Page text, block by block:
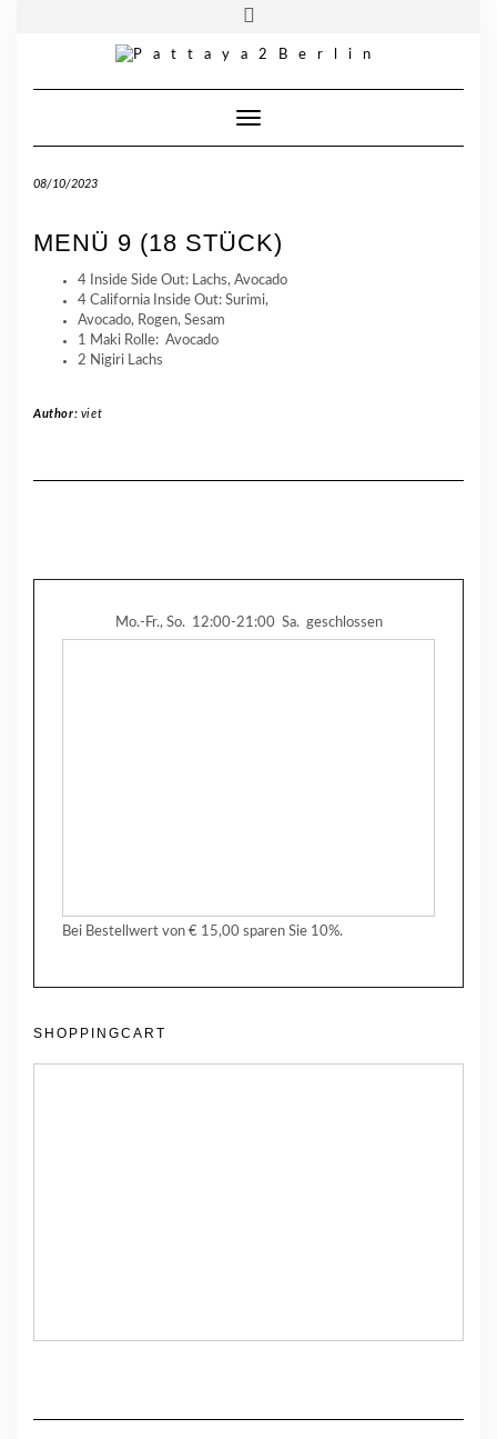
| Wiener Straße. 69 | 10999 Berlin
Toggle Navigation
08/10/2023
MENÜ 9 (18 STÜCK)
4 Inside Side Out: Lachs, Avocado
4 California Inside Out: Surimi,
Avocado, Rogen, Sesam
1 Maki Rolle: Avocado
2 Nigiri Lachs
Author: viet
Mo.-Fr., So. 12:00-21:00 Sa. geschlossen
Bei Bestellwert von € 15,00 sparen Sie 10%.
SHOPPINGCART